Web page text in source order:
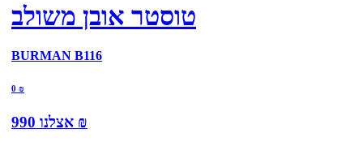
טוסטר אובן משולב
BURMAN B116
0 ₪
אצלנו 990 ₪